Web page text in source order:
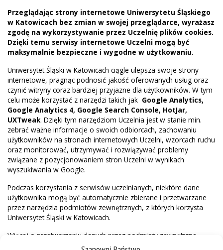
Przeglądając strony internetowe Uniwersytetu Śląskiego
w Katowicach bez zmian w swojej przeglądarce, wyrażasz
zgodę na wykorzystywanie przez Uczelnię plików cookies.
Dzięki temu serwisy internetowe Uczelni mogą być
maksymalnie bezpieczne i wygodne w użytkowaniu.
Uniwersytet Śląski w Katowicach ciągle ulepsza swoje strony
internetowe, pragnąc podnosić jakość oferowanych usług oraz
czynić witryny coraz bardziej przyjazne dla użytkowników. W tym
celu może korzystać z narzędzi takich jak Google Analytics,
Google Analytics 4, Google Search Console, HotJar,
UXTweak. Dzięki tym narzędziom Uczelnia jest w stanie min.
zebrać ważne informacje o swoich odbiorcach, zachowaniu
użytkowników na stronach internetowych Uczelni, wzorcach ruchu
oraz monitorować, utrzymywać i rozwiązywać problemy
związane z pozycjonowaniem stron Uczelni w wynikach
wyszukiwania w Google.
Podczas korzystania z serwisów uczelnianych, niektóre dane
użytkownika mogą być automatycznie zbierane i przetwarzane
przez narzędzia podmiotów zewnętrznych, z których korzysta
Uniwersytet Śląski w Katowicach.
Więcej o przetwarzaniu danych przez podmioty zewnętrzne
można przeczytać w politykach prywatności